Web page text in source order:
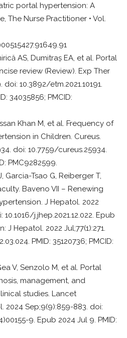
portal hypertension: A
The Nurse Practitioner • Vol.
AS, Dumitraș EA, et al. Portal
review (Review). Exp Ther
doi: 10.3892/etm.2021.10191.
34035856; PMCID:
Khan M, et al. Frequency of
in Children. Cureus.
doi: 10.7759/cureus.25934.
PMC9282599.
Garcia-Tsao G, Reiberger T,
Baveno VII – Renewing
J Hepatol. 2022
j.jhep.2021.12.022. Epub
J Hepatol. 2022 Jul;77(1):271.
PMID: 35120736; PMCID:
V, Senzolo M, et al. Portal
management, and
studies. Lancet
2024 Sep;9(9):859-883. doi:
9. Epub 2024 Jul 9. PMID: